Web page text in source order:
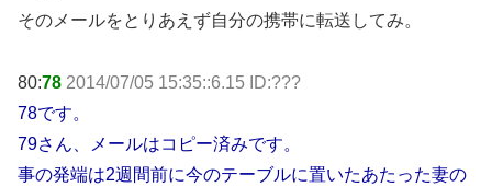
そのメールをとりあえず自分の携帯に転送してみ。
80:78 2014/07/05 15:35::6.15 ID:???
78です。
79さん、メールはコピー済みです。
事の発端は2週間前に今のテーブルに置いたあたった妻の